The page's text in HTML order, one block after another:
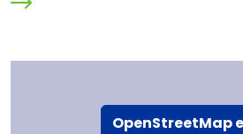
OpenStreetMap